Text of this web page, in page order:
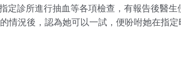
定診所進行抽血等各項檢查，有報告後醫生
情況後，認為她可以一試，便吩咐她在指定